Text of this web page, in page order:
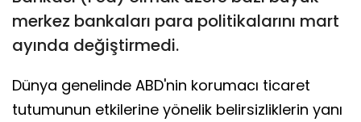
merkez bankaları para politikalarını mart
ayında değiştirmedi.
Dünya genelinde ABD'nin korumacı ticaret
tutumunun etkilerine yönelik belirsizliklerin yanı